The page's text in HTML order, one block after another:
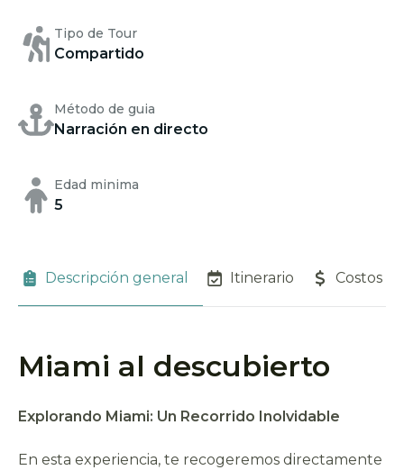
Tipo de Tour
Compartido
Método de guia
Narración en directo
Edad minima
5
Descripción general Itinerario Costos
Miami al descubierto
Explorando Miami: Un Recorrido Inolvidable
En esta experiencia, te recogeremos directamente